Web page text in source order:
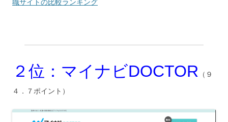
職サイトの比較ランキング
２位：マイナビDOCTOR （９
４．７ポイント）